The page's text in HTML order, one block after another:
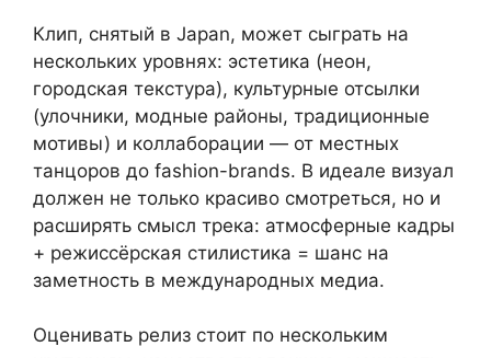
Клип, снятый в Japan, может сыграть на
нескольких уровнях: эстетика (неон,
городская текстура), культурные отсылки
(улочники, модные районы, традиционные
мотивы) и коллаборации — от местных
танцоров до fashion-brands. В идеале визуал
должен не только красиво смотреться, но и
расширять смысл трека: атмосферные кадры
+ режиссёрская стилистика = шанс на
заметность в международных медиа.
Оценивать релиз стоит по нескольким